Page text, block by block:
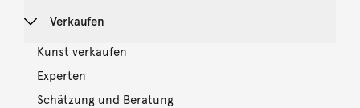
Verkaufen
Kunst verkaufen
Experten
Schätzung und Beratung